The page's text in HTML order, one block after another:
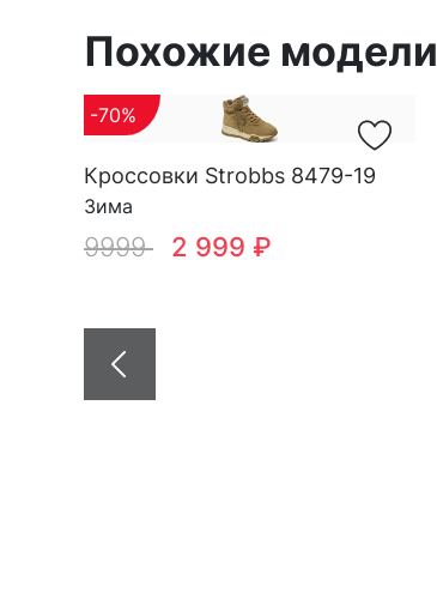
Похожие модели
Кроссовки Strobbs 8479-19
Зима
-70%
9999 2 999 ₽